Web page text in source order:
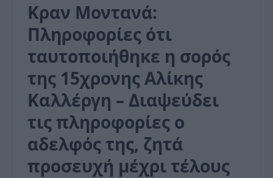
Κραν Μοντανά:
Πληροφορίες ότι
ταυτοποιήθηκε η σορός
της 15χρονης Αλίκης
Καλλέργη – Διαψεύδει
τις πληροφορίες ο
αδελφός της, ζητά
προσευχή μέχρι τέλους